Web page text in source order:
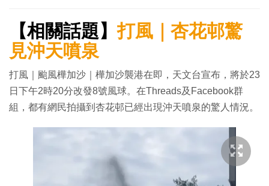
【相關話題】打風｜杏花邨驚
見沖天噴泉
打風｜颱風樺加沙｜樺加沙襲港在即，天文台宣布，將於23
日下午2時20分改發8號風球。在Threads及Facebook群
組，都有網民拍攝到杏花邨已經出現沖天噴泉的驚人情況。